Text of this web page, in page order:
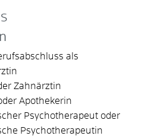
als
Zahnärztin
Apothekerin
Psychotherapeut oder
Psychotherapeutin